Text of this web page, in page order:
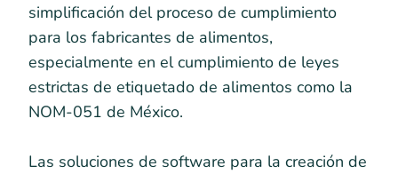
simplificación del proceso de cumplimiento
para los fabricantes de alimentos,
especialmente en el cumplimiento de leyes
estrictas de etiquetado de alimentos como la
NOM-051 de México.
Las soluciones de software para la creación de